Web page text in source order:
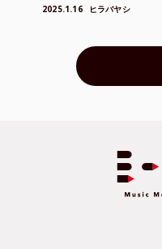
2025.1.16 ヒラバヤシ